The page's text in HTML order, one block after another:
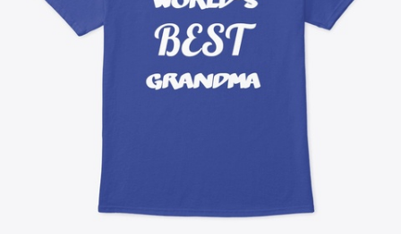
Vendez partout
Vendre n'importe quoi
Women's Classic Tee
23,99 $US